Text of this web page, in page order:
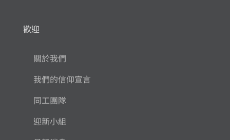
歡迎
關於我們
我們的信仰宣言
同工團隊
迎新小組